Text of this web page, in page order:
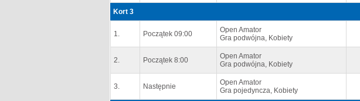
Kort 3
1. Początek 09:00
Open Amator
Gra podwójna, Kobiety
2. Początek 8:00
Open Amator
Gra podwójna, Kobiety
3. Następnie
Open Amator
Gra pojedyncza, Kobiety